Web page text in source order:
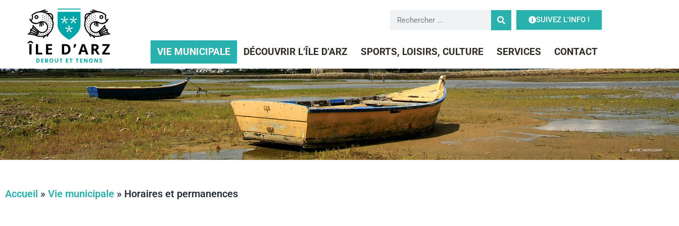
SUIVEZ L'INFO !
VIE MUNICIPALE DÉCOUVRIR L’ÎLE D’ARZ SPORTS, LOISIRS, CULTURE SERVICES CONTACT
Accueil » Vie municipale » Horaires et permanences